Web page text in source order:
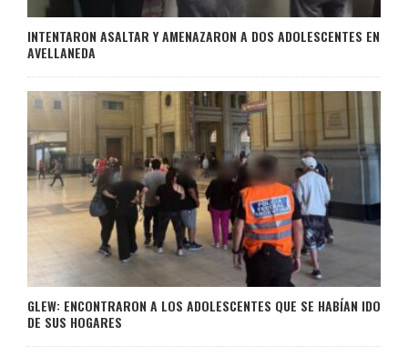
INTENTARON ASALTAR Y AMENAZARON A DOS ADOLESCENTES EN
AVELLANEDA
GLEW: ENCONTRARON A LOS ADOLESCENTES QUE SE HABÍAN IDO
DE SUS HOGARES